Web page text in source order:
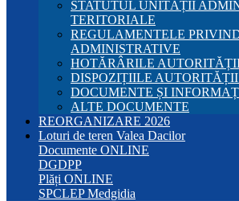
STATUTUL UNITĂȚII
TERITORIALE
REGULAMENTELE
ADMINISTRATIVE
HOTĂRÂRILE
DISPOZIȚIILE
DOCUMENTE ȘI
ALTE DOCUMENTE
REORGANIZARE 2026
Loturi de teren Valea Dacilor
Documente ONLINE
DGDPP
Plăți ONLINE
SPCLEP Medgidia